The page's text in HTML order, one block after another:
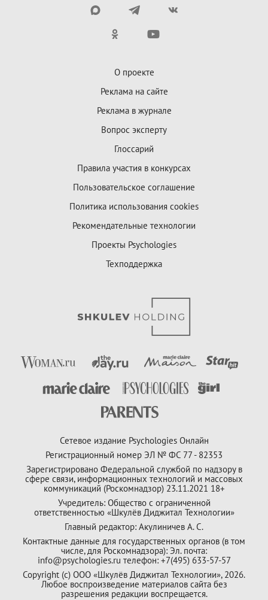
О проекте
Реклама на сайте
Реклама в журнале
Вопрос эксперту
Глоссарий
Правила участия в конкурсах
Пользовательское соглашение
Политика использования cookies
Рекомендательные технологии
Проекты Psychologies
Техподдержка
Сетевое издание Psychologies Онлайн
Регистрационный номер ЭЛ № ФС 77 - 82353
Зарегистрировано Федеральной службой по надзору в
сфере связи, информационных технологий и массовых
коммуникаций (Роскомнадзор) 23.11.2021 18+
Учредитель: Общество с ограниченной
ответственностью «Шкулёв Диджитал Технологии»
Главный редактор: Акулиничев А. С.
Контактные данные для государственных органов (в том
числе, для Роскомнадзора): Эл. почта:
info@psychologies.ru телефон: +7(495) 633-57-57
Copyright (с) ООО «Шкулёв Диджитал Технологии», 2026.
Любое воспроизведение материалов сайта без
разрешения редакции воспрещается.